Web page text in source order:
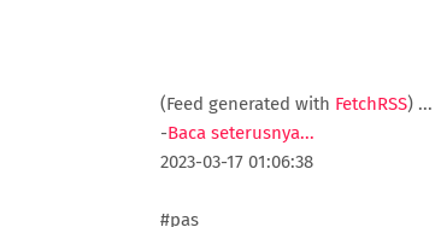
(Feed generated with FetchRSS) ...
-Baca seterusnya...
2023-03-17 01:06:38
#pas